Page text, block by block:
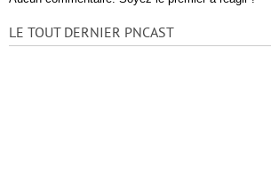
LE TOUT DERNIER PNCAST